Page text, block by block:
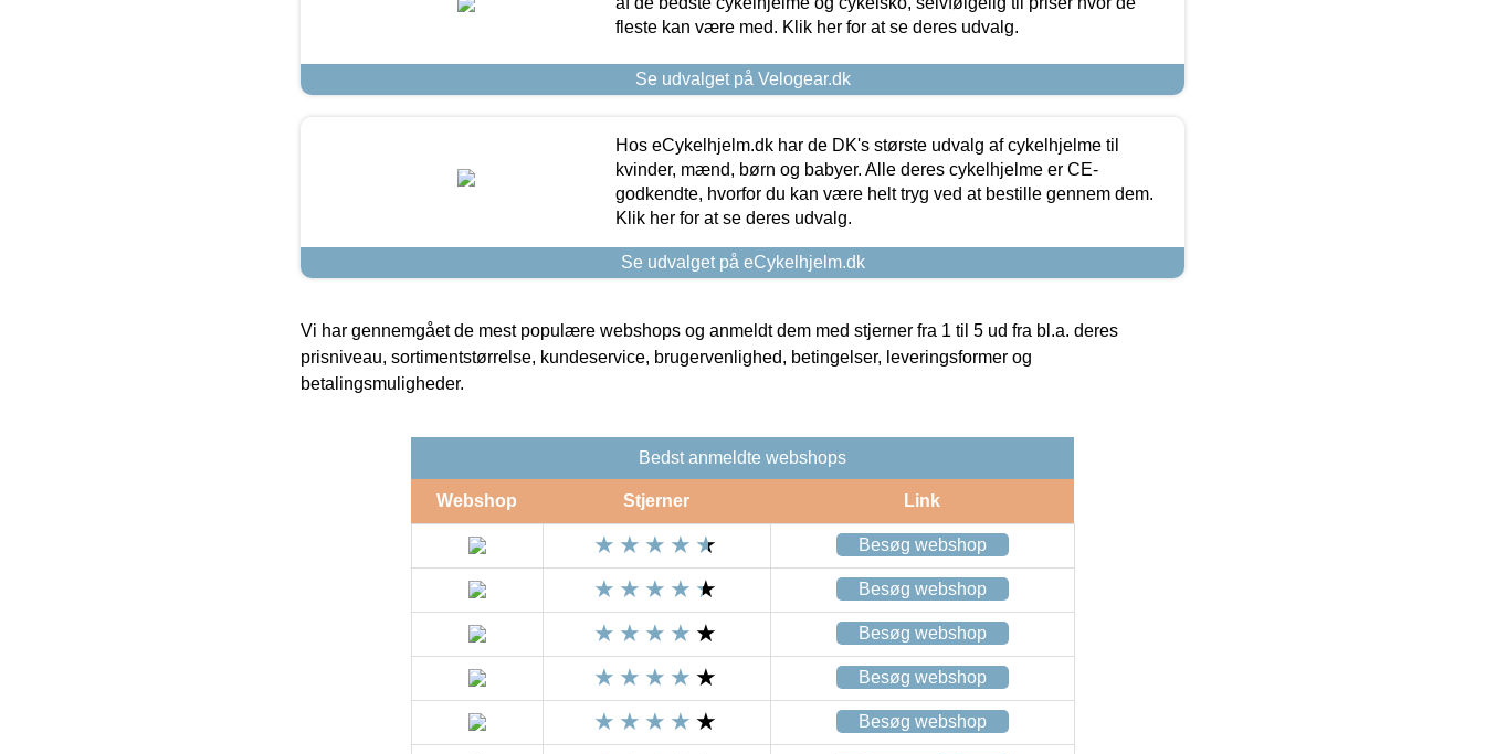
fleste kan være med. Klik her for at se deres udvalg.
Se udvalget på Velogear.dk
Hos eCykelhjelm.dk har de DK's største udvalg af cykelhjelme til
kvinder, mænd, børn og babyer. Alle deres cykelhjelme er CE-
godkendte, hvorfor du kan være helt tryg ved at bestille gennem dem.
Klik her for at se deres udvalg.
Se udvalget på eCykelhjelm.dk
Vi har gennemgået de mest populære webshops og anmeldt dem med stjerner fra 1 til 5 ud fra bl.a. deres
prisniveau, sortimentstørrelse, kundeservice, brugervenlighed, betingelser, leveringsformer og
betalingsmuligheder.
Bedst anmeldte webshops
Webshop Stjerner Link
Besøg webshop
Besøg webshop
Besøg webshop
Besøg webshop
Besøg webshop